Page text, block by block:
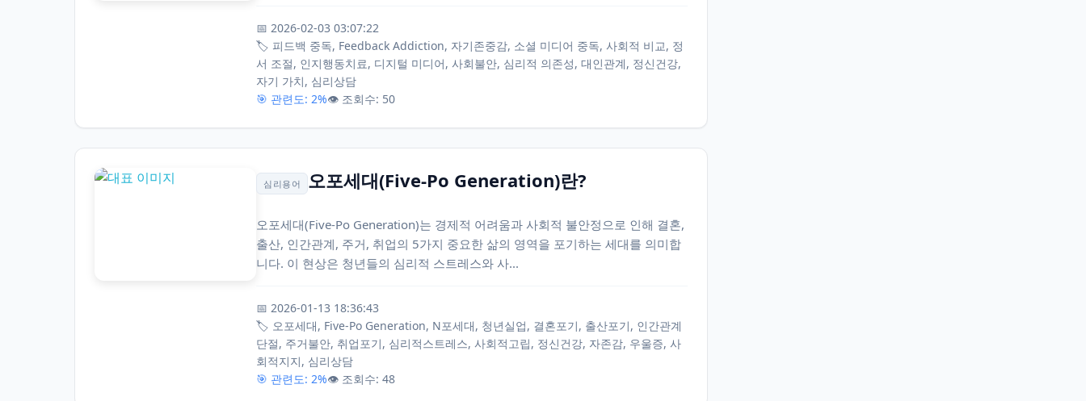
📅 2026-02-03 03:07:22
🏷️ 피드백 중독, Feedback Addiction, 자기존중감, 소셜 미디어 중독, 사회적 비교, 정
서 조절, 인지행동치료, 디지털 미디어, 사회불안, 심리적 의존성, 대인관계, 정신건강,
자기 가치, 심리상담
🎯 관련도: 2%👁️ 조회수: 50
심리용어 오포세대(Five-Po Generation)란?
오포세대(Five-Po Generation)는 경제적 어려움과 사회적 불안정으로 인해 결혼,
출산, 인간관계, 주거, 취업의 5가지 중요한 삶의 영역을 포기하는 세대를 의미합
니다. 이 현상은 청년들의 심리적 스트레스와 사...
📅 2026-01-13 18:36:43
🏷️ 오포세대, Five-Po Generation, N포세대, 청년실업, 결혼포기, 출산포기, 인간관계
단절, 주거불안, 취업포기, 심리적스트레스, 사회적고립, 정신건강, 자존감, 우울증, 사
회적지지, 심리상담
🎯 관련도: 2%👁️ 조회수: 48